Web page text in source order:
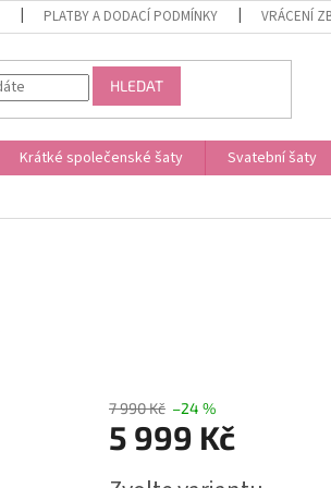
PLATBY A DODACÍ PODMÍNKY VRÁCENÍ
HLEDAT
Krátké společenské šaty Svatební šaty
7 990 Kč –24 %
5 999 Kč